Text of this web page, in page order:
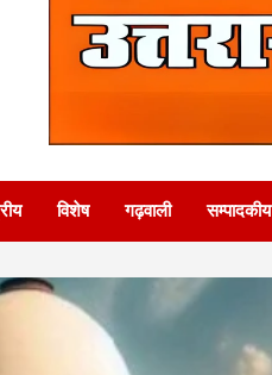
विशेष गढ़वाली सम्पादकीय